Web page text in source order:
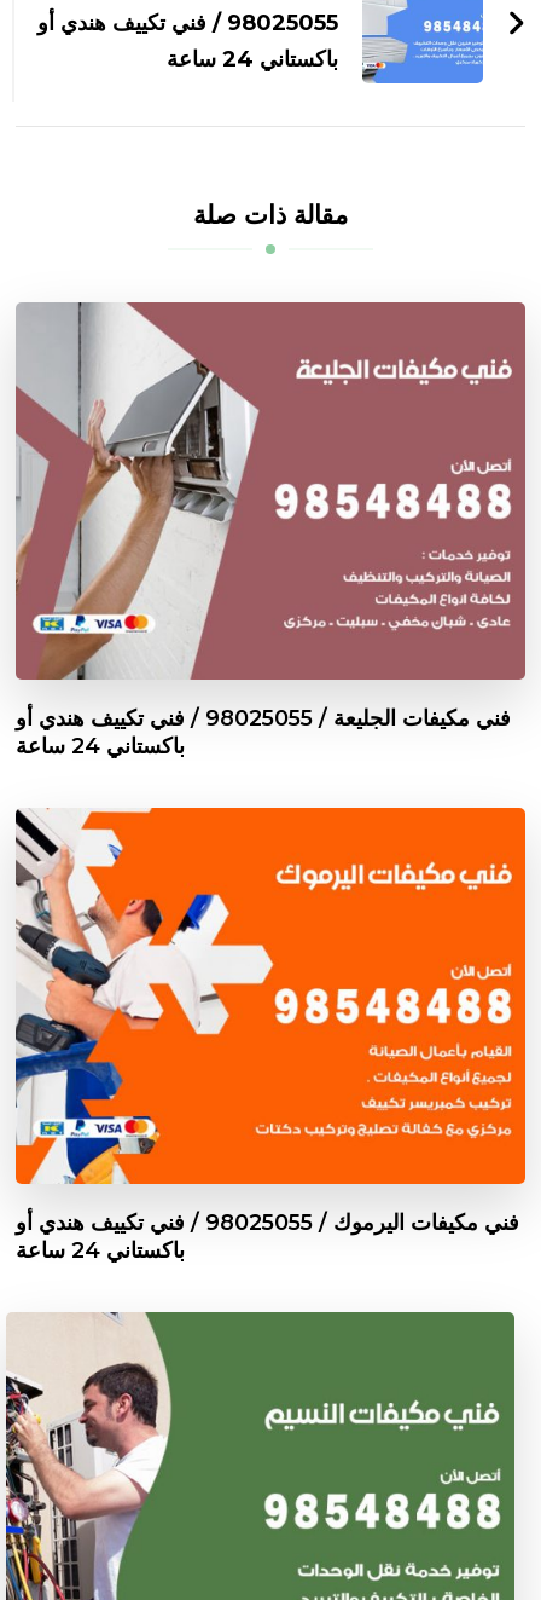
98025055 / فني تكييف هندي أو
باكستاني 24 ساعة
مقالة ذات صلة
فني مكيفات الجليعة / 98025055 / فني تكييف هندي أو
باكستاني 24 ساعة
فني مكيفات اليرموك / 98025055 / فني تكييف هندي أو
باكستاني 24 ساعة